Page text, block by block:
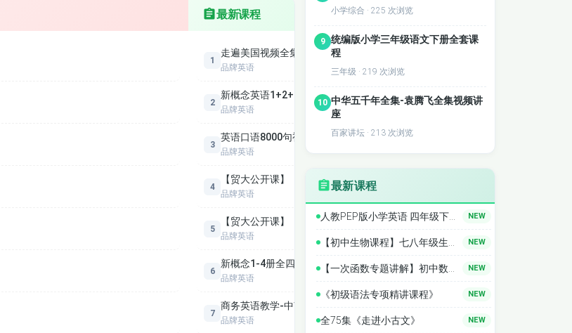
最新课程
1
走遍美国视频全集
品牌英语
2
新概念英语1+2+3课程精讲
品牌英语
3
英语口语8000句视频
品牌英语
4
【贸大公开课】《商务英语听说》
品牌英语
5
【贸大公开课】《综合商务英语》
品牌英语
6
新概念1-4册全四册+讲解版
品牌英语
7
商务英语教学-中南财经政法
品牌英语
小学综合 · 225 次浏览
9
统编版小学三年级语文下册全套课
程
三年级 · 219 次浏览
10 中华五千年全集-袁腾飞全集视频讲
座
百家讲坛 · 213 次浏览
最新课程
NEW
NEW
NEW
《初级语法专项精讲课程》 NEW
全75集《走进小古文》 NEW